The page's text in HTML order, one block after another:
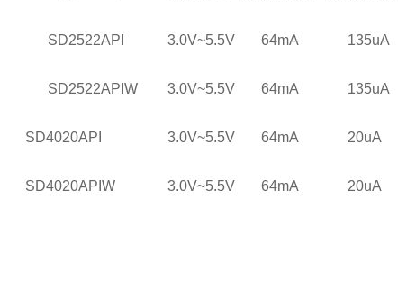
SD2522API 3.0V~5.5V 64mA 135uA
SD2522APIW 3.0V~5.5V 64mA 135uA
SD4020API 3.0V~5.5V 64mA 20uA
SD4020APIW 3.0V~5.5V 64mA 20uA